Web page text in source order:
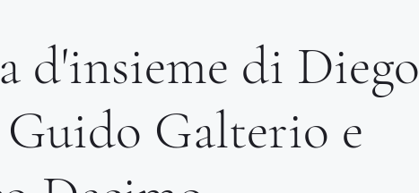
d'insieme di Diego
Galterio e